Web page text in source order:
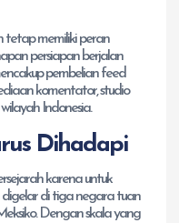
tetap memiliki peran
persiapan berjalan
pembelian feed
komentator, studio
wilayah Indonesia.
Dihadapi
karena untuk
di tiga negara tuan
Dengan skala yang